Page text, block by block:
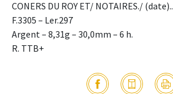
CONERS DU ROY ET/ NOTAIRES./ (date)..
F.3305 – Ler.297
Argent – 8,31g – 30,0mm – 6 h.
R. TTB+